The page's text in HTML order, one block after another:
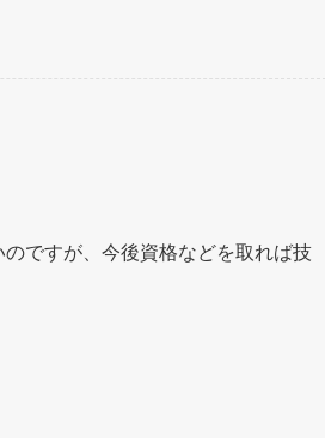
ですが、今後資格などを取れば技